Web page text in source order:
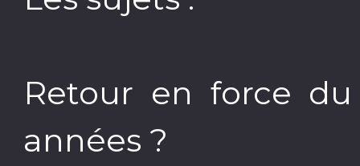
Retour en force
années ?